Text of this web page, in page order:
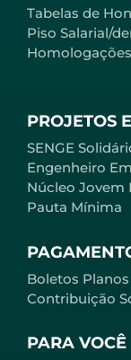
PARA VOCÊ
Tabelas de
Piso Salarial/
Homologações
PROJETOS
SENGE
Engenheiro
Núcleo Jovem
Pauta Mínima
Boletos
Contribuição